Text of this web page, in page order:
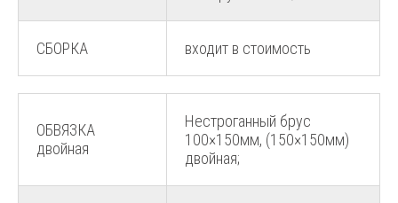
СБОРКА входит в стоимость
ОБВЯЗКА
двойная
Нестроганный брус
100×150мм, (150×150мм)
двойная;